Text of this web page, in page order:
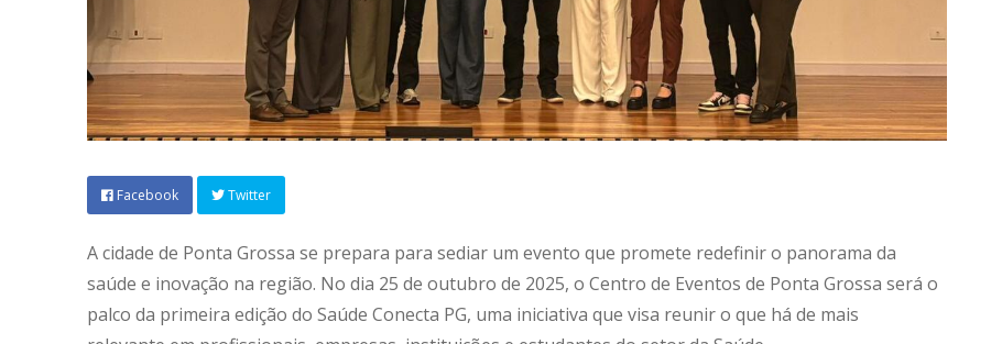
Facebook Twitter
A cidade de Ponta Grossa se prepara para sediar um evento que promete redefinir o panorama da
saúde e inovação na região. No dia 25 de outubro de 2025, o Centro de Eventos de Ponta Grossa será o
palco da primeira edição do Saúde Conecta PG, uma iniciativa que visa reunir o que há de mais